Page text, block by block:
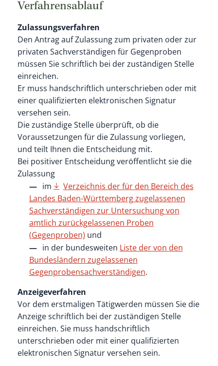
Verfahrensablauf
Zulassungsverfahren
Den Antrag auf Zulassung zum privaten oder zur
privaten Sachverständigen für Gegenproben
müssen Sie schriftlich bei der zuständigen Stelle
einreichen.
Er muss handschriftlich unterschrieben oder mit
einer qualifizierten elektronischen Signatur
versehen sein.
Die zuständige Stelle überprüft, ob die
Voraussetzungen für die Zulassung vorliegen,
und teilt Ihnen die Entscheidung mit.
Bei positiver Entscheidungveröffentlicht sie die
Zulassung
im
Verzeichnis der für den Bereich des
Landes Baden-Württemberg zugelassenen
Sachverständigen zur Untersuchung von
amtlich zurückgelassenen Proben
(Gegenproben) und
in der bundesweiten Liste der von den
Bundesländern zugelassenen
Gegenprobensachverständigen.
Anzeigeverfahren
Vor dem erstmaligen Tätigwerden müssen Sie die
Anzeige schriftlich bei der zuständigen Stelle
einreichen. Sie muss handschriftlich
unterschrieben oder mit einer qualifizierten
elektronischen Signatur versehen sein.